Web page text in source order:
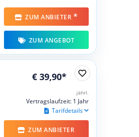
ZUM ANBIETER *
ZUM ANGEBOT
€ 39,90*
jährl.
Vertragslaufzeit: 1 Jahr
Tarifdetails
ZUM ANBIETER